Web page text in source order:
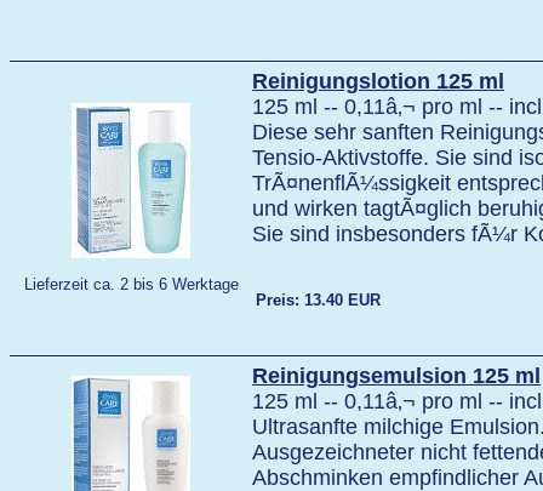
Lieferzeit ca. 2 bis 6 Werktage
Reinigungslotion 125 ml
125 ml -- 0,11â‚¬ pro ml --
Diese sehr sanften
Tensio-Aktivstoffe. Sie sind
TrÃ¤nenflÃ¼ssigkeit
und wirken tagtÃ¤glich
Sie sind insbesonders fÃ¼r
Preis: 13.40 EUR
Reinigungsemulsion 125 ml
125 ml -- 0,11â‚¬ pro ml --
Ultrasanfte milchige
Ausgezeichneter nicht
Abschminken empfindlicher